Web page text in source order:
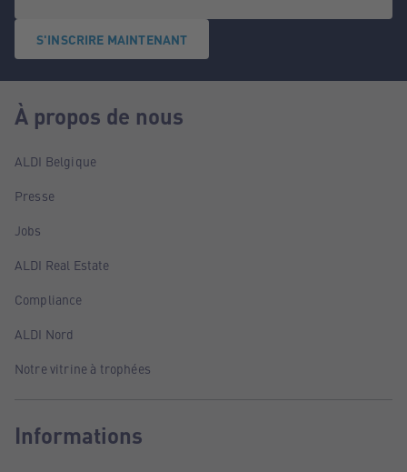
S'INSCRIRE MAINTENANT
À propos de nous
ALDI Belgique
Presse
Jobs
ALDI Real Estate
Compliance
ALDI Nord
Notre vitrine à trophées
Informations